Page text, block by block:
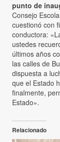
punto de
Consejo
cuestionó con
conductora:
ustedes
últimos años
las calles de
dispuesta a
que el Estado
finalmente,
Estado».
Relacionado